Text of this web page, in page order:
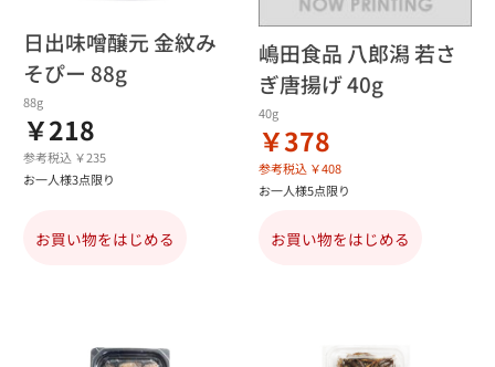
日出味噌醸元 金紋み
そぴー 88g
88g
￥218
参考税込 ￥235
お一人様3点限り
お買い物をはじめる
嶋田食品 八郎潟 若さ
ぎ唐揚げ 40g
40g
￥378
参考税込 ￥408
お一人様5点限り
お買い物をはじめる